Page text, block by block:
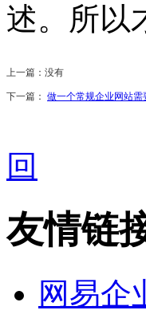
述。所以
上一篇：没有
下一篇： 做一个常规企业网站需
回
友情链
网易企